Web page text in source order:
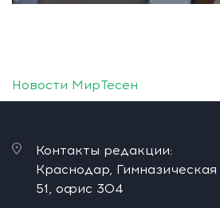
Новости МирТесен
Контакты редакции:
Краснодар, Гимназическая
51, офис 304